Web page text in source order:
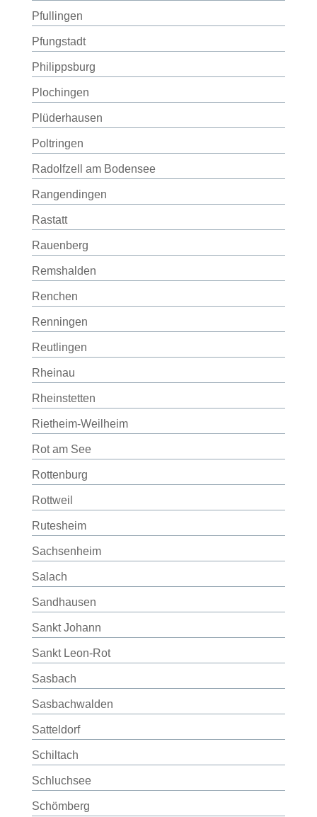
Pfullingen
Pfungstadt
Philippsburg
Plochingen
Plüderhausen
Poltringen
Radolfzell am Bodensee
Rangendingen
Rastatt
Rauenberg
Remshalden
Renchen
Renningen
Reutlingen
Rheinau
Rheinstetten
Rietheim-Weilheim
Rot am See
Rottenburg
Rottweil
Rutesheim
Sachsenheim
Salach
Sandhausen
Sankt Johann
Sankt Leon-Rot
Sasbach
Sasbachwalden
Satteldorf
Schiltach
Schluchsee
Schömberg